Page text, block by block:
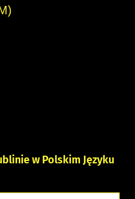
w Polskim Języku